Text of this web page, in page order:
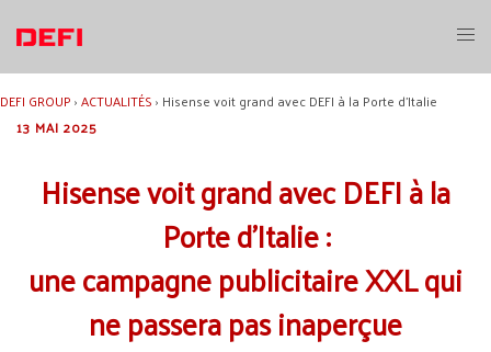
contenu
DEFI GROUP›ACTUALITÉS› Hisense voit grand avec DEFI à la Porte d’Italie
13 MAI 2025
Hisense voit grand avec DEFI à la
Porte d’Italie :
une campagne publicitaire XXL qui
ne passera pas inaperçue